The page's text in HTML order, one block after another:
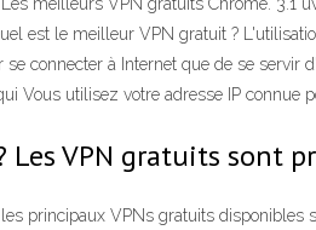
est le meilleur VPN gratuit ?
connecter à Internet que de se servir
Vous utilisez votre adresse IP connue
VPN gratuits sont
principaux VPNs gratuits disponibles